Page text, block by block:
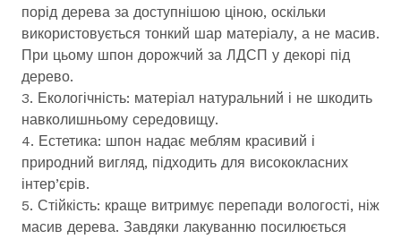
порід дерева за доступнішою ціною, оскільки
використовується тонкий шар матеріалу, а не масив.
При цьому шпон дорожчий за ЛДСП у декорі під
дерево.
Екологічність: матеріал натуральний і не шкодить
навколишньому середовищу.
Естетика: шпон надає меблям красивий і
природний вигляд, підходить для висококласних
інтер’єрів.
Стійкість: краще витримує перепади вологості, ніж
масив дерева. Завдяки лакуванню посилюється